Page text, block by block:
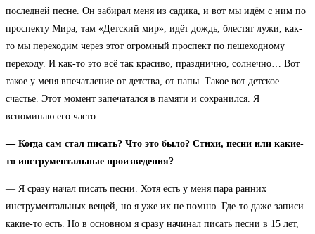
последней песне. Он забирал меня из садика, и вот мы идём с ним по
проспекту Мира, там «Детский мир», идёт дождь, блестят лужи, как-
то мы переходим через этот огромный проспект по пешеходному
переходу. И как-то это всё так красиво, празднично, солнечно… Вот
такое у меня впечатление от детства, от папы. Такое вот детское
счастье. Этот момент запечатался в памяти и сохранился. Я
вспоминаю его часто.
— Когда сам стал писать? Что это было? Стихи, песни или какие-
то инструментальные произведения?
— Я сразу начал писать песни. Хотя есть у меня пара ранних
инструментальных вещей, но я уже их не помню. Где-то даже записи
какие-то есть. Но в основном я сразу начинал писать песни в 15 лет,